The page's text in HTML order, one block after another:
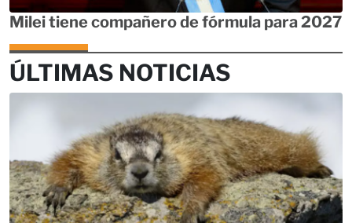
Milei tiene compañero de fórmula para 2027
ÚLTIMAS NOTICIAS